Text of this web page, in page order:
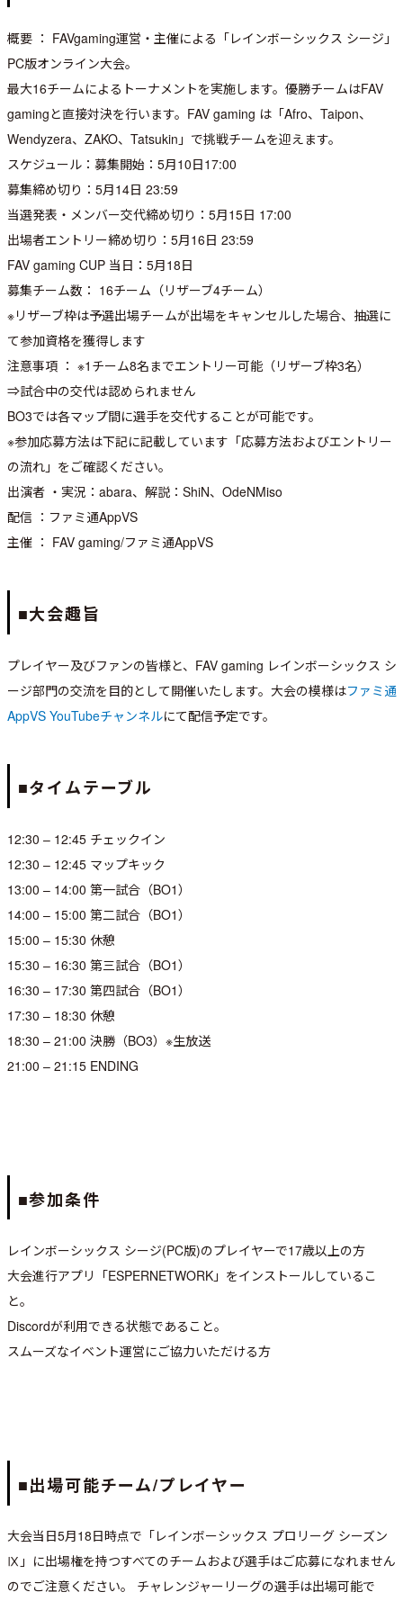
概要 ： FAVgaming運営・主催による「レインボーシックス シージ」
PC版オンライン大会。
最大16チームによるトーナメントを実施します。優勝チームはFAV
gamingと直接対決を行います。FAV gaming は「Afro、Taipon、
Wendyzera、ZAKO、Tatsukin」で挑戦チームを迎えます。
スケジュール：募集開始：5月10日17:00
募集締め切り：5月14日 23:59
当選発表・メンバー交代締め切り：5月15日 17:00
出場者エントリー締め切り：5月16日 23:59
FAV gaming CUP 当日：5月18日
募集チーム数： 16チーム（リザーブ4チーム）
※リザーブ枠は予選出場チームが出場をキャンセルした場合、抽選に
て参加資格を獲得します
注意事項 ： ※1チーム8名までエントリー可能（リザーブ枠3名）
⇒試合中の交代は認められません
BO3では各マップ間に選手を交代することが可能です。
※参加応募方法は下記に記載しています「応募方法およびエントリー
の流れ」をご確認ください。
出演者 ・実況：abara、解説：ShiN、OdeNMiso
配信 ：ファミ通AppVS
主催 ： FAV gaming/ファミ通AppVS
■大会趣旨
プレイヤー及びファンの皆様と、FAV gaming レインボーシックス シ
ージ部門の交流を目的として開催いたします。大会の模様はファミ通
AppVS YouTubeチャンネルにて配信予定です。
■タイムテーブル
12:30 – 12:45 チェックイン
12:30 – 12:45 マップキック
13:00 – 14:00 第一試合（BO1）
14:00 – 15:00 第二試合（BO1）
15:00 – 15:30 休憩
15:30 – 16:30 第三試合（BO1）
16:30 – 17:30 第四試合（BO1）
17:30 – 18:30 休憩
18:30 – 21:00 決勝（BO3）※生放送
21:00 – 21:15 ENDING
■参加条件
レインボーシックス シージ(PC版)のプレイヤーで17歳以上の方
大会進行アプリ「ESPERNETWORK」をインストールしているこ
と。
Discordが利用できる状態であること。
スムーズなイベント運営にご協力いただける方
■出場可能チーム/プレイヤー
大会当日5月18日時点で「レインボーシックス プロリーグ シーズン
Ⅸ」に出場権を持つすべてのチームおよび選手はご応募になれません
のでご注意ください。 チャレンジャーリーグの選手は出場可能で